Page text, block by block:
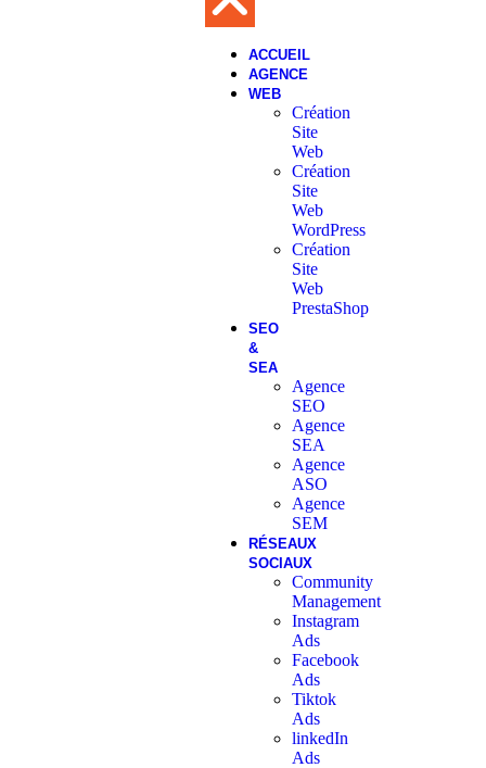
ACCUEIL
AGENCE
WEB
Création
Site
Web
Création
Site
Web
WordPress
Création
Site
Web
PrestaShop
SEO
&
SEA
Agence
SEO
Agence
SEA
Agence
ASO
Agence
SEM
RÉSEAUX
SOCIAUX
Community
Management
Instagram
Ads
Facebook
Ads
Tiktok
Ads
linkedIn
Ads